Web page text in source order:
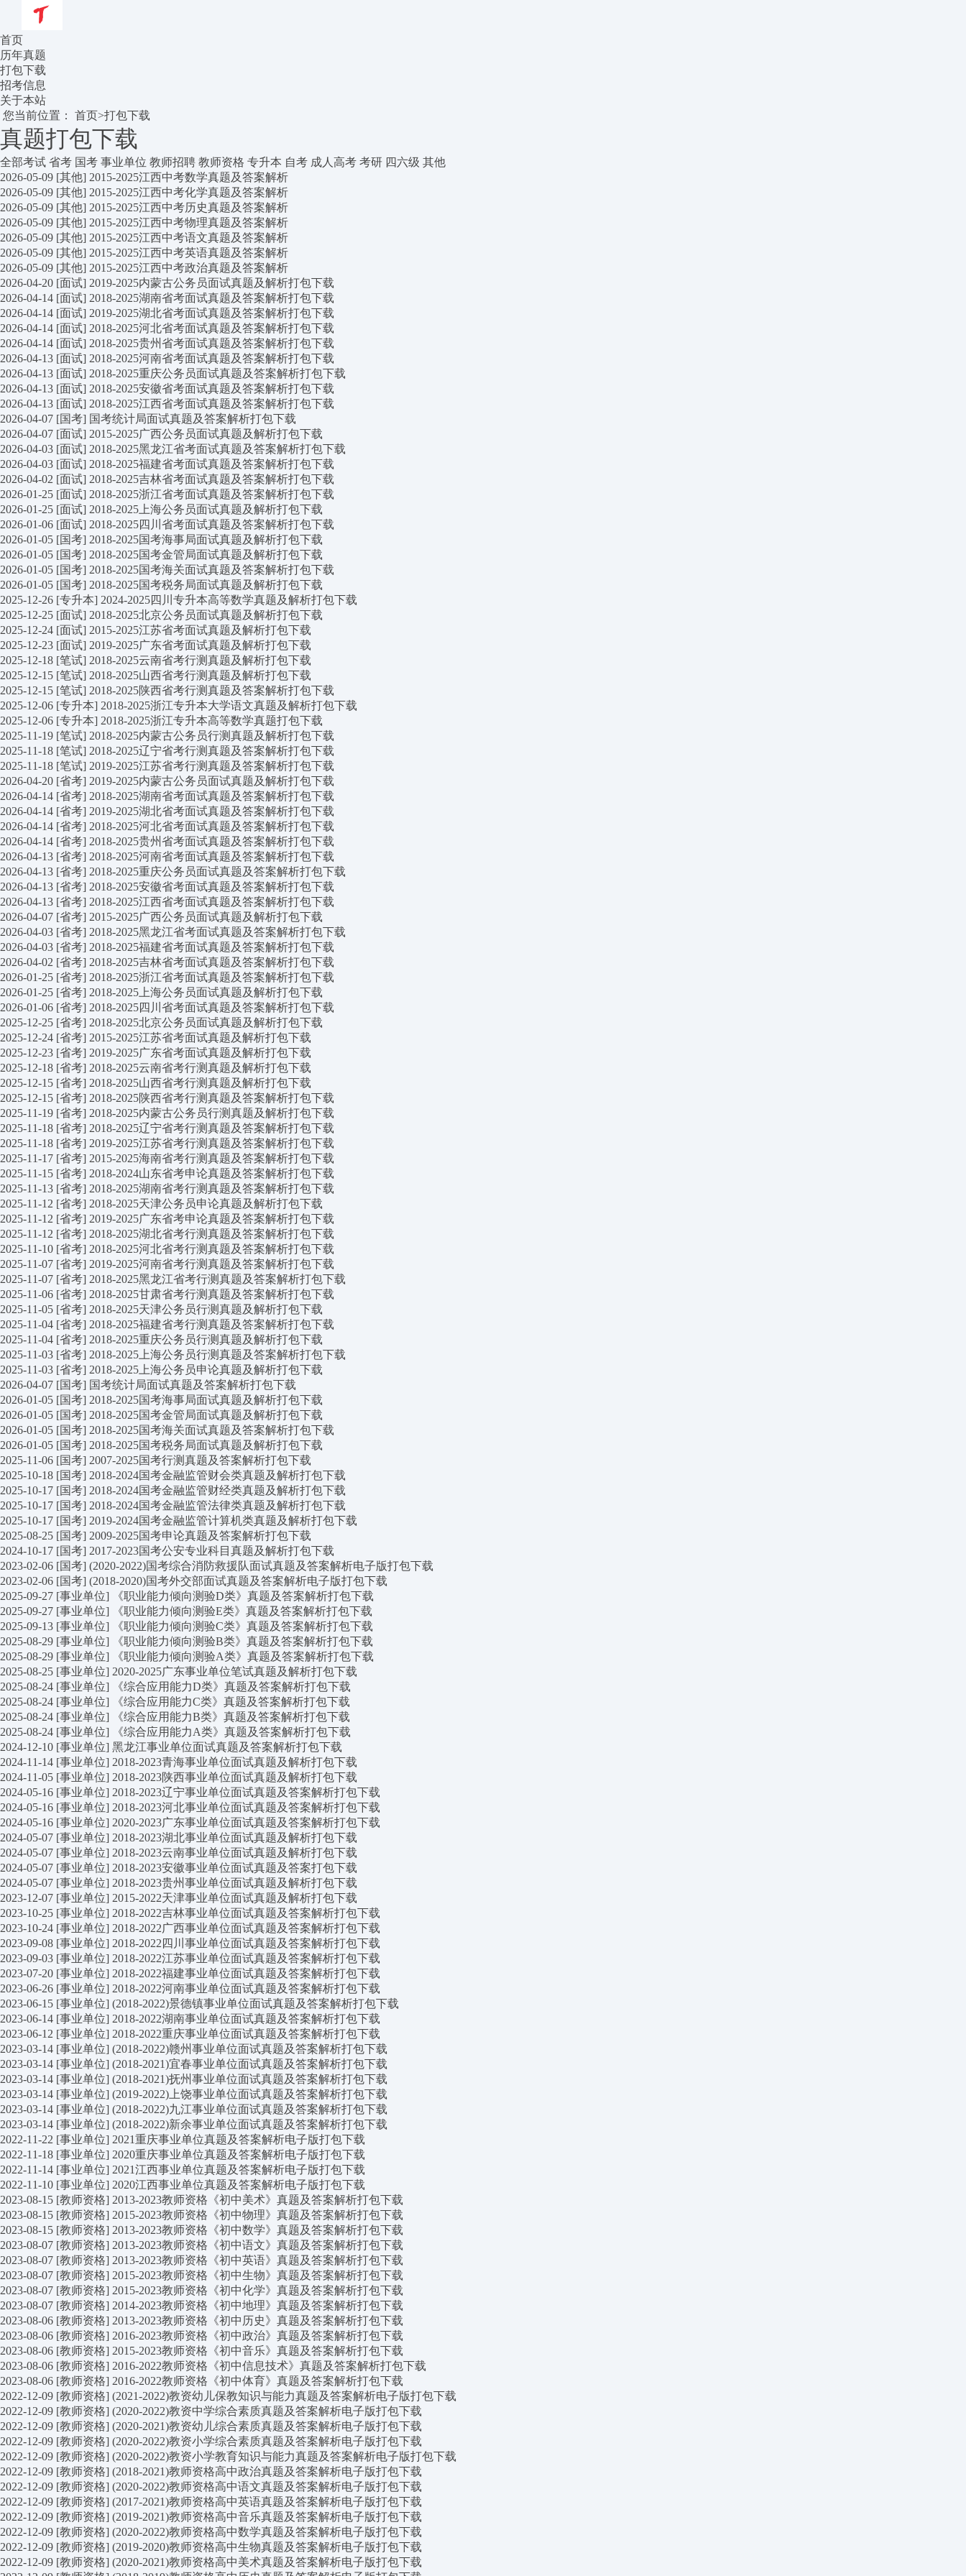
首页
历年真题
打包下载
招考信息
关于本站
您当前位置：
首页>打包下载
真题打包下载
全部考试 省考 国考 事业单位 教师招聘 教师资格 专升本 自考 成人高考 考研 四六级 其他
2026-05-09 [其他] 2015-2025江西中考数学真题及答案解析
2026-05-09 [其他] 2015-2025江西中考化学真题及答案解析
2026-05-09 [其他] 2015-2025江西中考历史真题及答案解析
2026-05-09 [其他] 2015-2025江西中考物理真题及答案解析
2026-05-09 [其他] 2015-2025江西中考语文真题及答案解析
2026-05-09 [其他] 2015-2025江西中考英语真题及答案解析
2026-05-09 [其他] 2015-2025江西中考政治真题及答案解析
2026-04-20 [面试] 2019-2025内蒙古公务员面试真题及解析打包下载
2026-04-14 [面试] 2018-2025湖南省考面试真题及答案解析打包下载
2026-04-14 [面试] 2019-2025湖北省考面试真题及答案解析打包下载
2026-04-14 [面试] 2018-2025河北省考面试真题及答案解析打包下载
2026-04-14 [面试] 2018-2025贵州省考面试真题及答案解析打包下载
2026-04-13 [面试] 2018-2025河南省考面试真题及答案解析打包下载
2026-04-13 [面试] 2018-2025重庆公务员面试真题及答案解析打包下载
2026-04-13 [面试] 2018-2025安徽省考面试真题及答案解析打包下载
2026-04-13 [面试] 2018-2025江西省考面试真题及答案解析打包下载
2026-04-07 [国考] 国考统计局面试真题及答案解析打包下载
2026-04-07 [面试] 2015-2025广西公务员面试真题及解析打包下载
2026-04-03 [面试] 2018-2025黑龙江省考面试真题及答案解析打包下载
2026-04-03 [面试] 2018-2025福建省考面试真题及答案解析打包下载
2026-04-02 [面试] 2018-2025吉林省考面试真题及答案解析打包下载
2026-01-25 [面试] 2018-2025浙江省考面试真题及答案解析打包下载
2026-01-25 [面试] 2018-2025上海公务员面试真题及解析打包下载
2026-01-06 [面试] 2018-2025四川省考面试真题及答案解析打包下载
2026-01-05 [国考] 2018-2025国考海事局面试真题及解析打包下载
2026-01-05 [国考] 2018-2025国考金管局面试真题及解析打包下载
2026-01-05 [国考] 2018-2025国考海关面试真题及答案解析打包下载
2026-01-05 [国考] 2018-2025国考税务局面试真题及解析打包下载
2025-12-26 [专升本] 2024-2025四川专升本高等数学真题及解析打包下载
2025-12-25 [面试] 2018-2025北京公务员面试真题及解析打包下载
2025-12-24 [面试] 2015-2025江苏省考面试真题及解析打包下载
2025-12-23 [面试] 2019-2025广东省考面试真题及解析打包下载
2025-12-18 [笔试] 2018-2025云南省考行测真题及解析打包下载
2025-12-15 [笔试] 2018-2025山西省考行测真题及解析打包下载
2025-12-15 [笔试] 2018-2025陕西省考行测真题及答案解析打包下载
2025-12-06 [专升本] 2018-2025浙江专升本大学语文真题及解析打包下载
2025-12-06 [专升本] 2018-2025浙江专升本高等数学真题打包下载
2025-11-19 [笔试] 2018-2025内蒙古公务员行测真题及解析打包下载
2025-11-18 [笔试] 2018-2025辽宁省考行测真题及答案解析打包下载
2025-11-18 [笔试] 2019-2025江苏省考行测真题及答案解析打包下载
2026-04-20 [省考] 2019-2025内蒙古公务员面试真题及解析打包下载
2026-04-14 [省考] 2018-2025湖南省考面试真题及答案解析打包下载
2026-04-14 [省考] 2019-2025湖北省考面试真题及答案解析打包下载
2026-04-14 [省考] 2018-2025河北省考面试真题及答案解析打包下载
2026-04-14 [省考] 2018-2025贵州省考面试真题及答案解析打包下载
2026-04-13 [省考] 2018-2025河南省考面试真题及答案解析打包下载
2026-04-13 [省考] 2018-2025重庆公务员面试真题及答案解析打包下载
2026-04-13 [省考] 2018-2025安徽省考面试真题及答案解析打包下载
2026-04-13 [省考] 2018-2025江西省考面试真题及答案解析打包下载
2026-04-07 [省考] 2015-2025广西公务员面试真题及解析打包下载
2026-04-03 [省考] 2018-2025黑龙江省考面试真题及答案解析打包下载
2026-04-03 [省考] 2018-2025福建省考面试真题及答案解析打包下载
2026-04-02 [省考] 2018-2025吉林省考面试真题及答案解析打包下载
2026-01-25 [省考] 2018-2025浙江省考面试真题及答案解析打包下载
2026-01-25 [省考] 2018-2025上海公务员面试真题及解析打包下载
2026-01-06 [省考] 2018-2025四川省考面试真题及答案解析打包下载
2025-12-25 [省考] 2018-2025北京公务员面试真题及解析打包下载
2025-12-24 [省考] 2015-2025江苏省考面试真题及解析打包下载
2025-12-23 [省考] 2019-2025广东省考面试真题及解析打包下载
2025-12-18 [省考] 2018-2025云南省考行测真题及解析打包下载
2025-12-15 [省考] 2018-2025山西省考行测真题及解析打包下载
2025-12-15 [省考] 2018-2025陕西省考行测真题及答案解析打包下载
2025-11-19 [省考] 2018-2025内蒙古公务员行测真题及解析打包下载
2025-11-18 [省考] 2018-2025辽宁省考行测真题及答案解析打包下载
2025-11-18 [省考] 2019-2025江苏省考行测真题及答案解析打包下载
2025-11-17 [省考] 2015-2025海南省考行测真题及答案解析打包下载
2025-11-15 [省考] 2018-2024山东省考申论真题及答案解析打包下载
2025-11-13 [省考] 2018-2025湖南省考行测真题及答案解析打包下载
2025-11-12 [省考] 2018-2025天津公务员申论真题及解析打包下载
2025-11-12 [省考] 2019-2025广东省考申论真题及答案解析打包下载
2025-11-12 [省考] 2018-2025湖北省考行测真题及答案解析打包下载
2025-11-10 [省考] 2018-2025河北省考行测真题及答案解析打包下载
2025-11-07 [省考] 2019-2025河南省考行测真题及答案解析打包下载
2025-11-07 [省考] 2018-2025黑龙江省考行测真题及答案解析打包下载
2025-11-06 [省考] 2018-2025甘肃省考行测真题及答案解析打包下载
2025-11-05 [省考] 2018-2025天津公务员行测真题及解析打包下载
2025-11-04 [省考] 2018-2025福建省考行测真题及答案解析打包下载
2025-11-04 [省考] 2018-2025重庆公务员行测真题及解析打包下载
2025-11-03 [省考] 2018-2025上海公务员行测真题及答案解析打包下载
2025-11-03 [省考] 2018-2025上海公务员申论真题及解析打包下载
2026-04-07 [国考] 国考统计局面试真题及答案解析打包下载
2026-01-05 [国考] 2018-2025国考海事局面试真题及解析打包下载
2026-01-05 [国考] 2018-2025国考金管局面试真题及解析打包下载
2026-01-05 [国考] 2018-2025国考海关面试真题及答案解析打包下载
2026-01-05 [国考] 2018-2025国考税务局面试真题及解析打包下载
2025-11-06 [国考] 2007-2025国考行测真题及答案解析打包下载
2025-10-18 [国考] 2018-2024国考金融监管财会类真题及解析打包下载
2025-10-17 [国考] 2018-2024国考金融监管财经类真题及解析打包下载
2025-10-17 [国考] 2018-2024国考金融监管法律类真题及解析打包下载
2025-10-17 [国考] 2019-2024国考金融监管计算机类真题及解析打包下载
2025-08-25 [国考] 2009-2025国考申论真题及答案解析打包下载
2024-10-17 [国考] 2017-2023国考公安专业科目真题及解析打包下载
2023-02-06 [国考] (2020-2022)国考综合消防救援队面试真题及答案解析电子版打包下载
2023-02-06 [国考] (2018-2020)国考外交部面试真题及答案解析电子版打包下载
2025-09-27 [事业单位]
《职业能力倾向测验D类》真题及答案解析打包下载
2025-09-27 [事业单位]
《职业能力倾向测验E类》真题及答案解析打包下载
2025-09-13 [事业单位]
《职业能力倾向测验C类》真题及答案解析打包下载
2025-08-29 [事业单位]
《职业能力倾向测验B类》真题及答案解析打包下载
2025-08-29 [事业单位]
《职业能力倾向测验A类》真题及答案解析打包下载
2025-08-25 [事业单位] 2020-2025广东事业单位笔试真题及解析打包下载
2025-08-24 [事业单位]
《综合应用能力D类》真题及答案解析打包下载
2025-08-24 [事业单位]
《综合应用能力C类》真题及答案解析打包下载
2025-08-24 [事业单位]
《综合应用能力B类》真题及答案解析打包下载
2025-08-24 [事业单位]
《综合应用能力A类》真题及答案解析打包下载
2024-12-10 [事业单位] 黑龙江事业单位面试真题及答案解析打包下载
2024-11-14 [事业单位] 2018-2023青海事业单位面试真题及解析打包下载
2024-11-05 [事业单位] 2018-2023陕西事业单位面试真题及解析打包下载
2024-05-16 [事业单位] 2018-2023辽宁事业单位面试真题及答案解析打包下载
2024-05-16 [事业单位] 2018-2023河北事业单位面试真题及答案解析打包下载
2024-05-16 [事业单位] 2020-2023广东事业单位面试真题及答案解析打包下载
2024-05-07 [事业单位] 2018-2023湖北事业单位面试真题及解析打包下载
2024-05-07 [事业单位] 2018-2023云南事业单位面试真题及解析打包下载
2024-05-07 [事业单位] 2018-2023安徽事业单位面试真题及答案打包下载
2024-05-07 [事业单位] 2018-2023贵州事业单位面试真题及解析打包下载
2023-12-07 [事业单位] 2015-2022天津事业单位面试真题及解析打包下载
2023-10-25 [事业单位] 2018-2022吉林事业单位面试真题及答案解析打包下载
2023-10-24 [事业单位] 2018-2022广西事业单位面试真题及答案解析打包下载
2023-09-08 [事业单位] 2018-2022四川事业单位面试真题及答案解析打包下载
2023-09-03 [事业单位] 2018-2022江苏事业单位面试真题及答案解析打包下载
2023-07-20 [事业单位] 2018-2022福建事业单位面试真题及答案解析打包下载
2023-06-26 [事业单位] 2018-2022河南事业单位面试真题及答案解析打包下载
2023-06-15 [事业单位] (2018-2022)景德镇事业单位面试真题及答案解析打包下载
2023-06-14 [事业单位] 2018-2022湖南事业单位面试真题及答案解析打包下载
2023-06-12 [事业单位] 2018-2022重庆事业单位面试真题及答案解析打包下载
2023-03-14 [事业单位] (2018-2022)赣州事业单位面试真题及答案解析打包下载
2023-03-14 [事业单位] (2018-2021)宜春事业单位面试真题及答案解析打包下载
2023-03-14 [事业单位] (2018-2021)抚州事业单位面试真题及答案解析打包下载
2023-03-14 [事业单位] (2019-2022)上饶事业单位面试真题及答案解析打包下载
2023-03-14 [事业单位] (2018-2022)九江事业单位面试真题及答案解析打包下载
2023-03-14 [事业单位] (2018-2022)新余事业单位面试真题及答案解析打包下载
2022-11-22 [事业单位] 2021重庆事业单位真题及答案解析电子版打包下载
2022-11-18 [事业单位] 2020重庆事业单位真题及答案解析电子版打包下载
2022-11-14 [事业单位] 2021江西事业单位真题及答案解析电子版打包下载
2022-11-10 [事业单位] 2020江西事业单位真题及答案解析电子版打包下载
2023-08-15 [教师资格] 2013-2023教师资格《初中美术》真题及答案解析打包下载
2023-08-15 [教师资格] 2015-2023教师资格《初中物理》真题及答案解析打包下载
2023-08-15 [教师资格] 2013-2023教师资格《初中数学》真题及答案解析打包下载
2023-08-07 [教师资格] 2013-2023教师资格《初中语文》真题及答案解析打包下载
2023-08-07 [教师资格] 2013-2023教师资格《初中英语》真题及答案解析打包下载
2023-08-07 [教师资格] 2015-2023教师资格《初中生物》真题及答案解析打包下载
2023-08-07 [教师资格] 2015-2023教师资格《初中化学》真题及答案解析打包下载
2023-08-07 [教师资格] 2014-2023教师资格《初中地理》真题及答案解析打包下载
2023-08-06 [教师资格] 2013-2023教师资格《初中历史》真题及答案解析打包下载
2023-08-06 [教师资格] 2016-2023教师资格《初中政治》真题及答案解析打包下载
2023-08-06 [教师资格] 2015-2023教师资格《初中音乐》真题及答案解析打包下载
2023-08-06 [教师资格] 2016-2022教师资格《初中信息技术》真题及答案解析打包下载
2023-08-06 [教师资格] 2016-2022教师资格《初中体育》真题及答案解析打包下载
2022-12-09 [教师资格] (2021-2022)教资幼儿保教知识与能力真题及答案解析电子版打包下载
2022-12-09 [教师资格] (2020-2022)教资中学综合素质真题及答案解析电子版打包下载
2022-12-09 [教师资格] (2020-2021)教资幼儿综合素质真题及答案解析电子版打包下载
2022-12-09 [教师资格] (2020-2022)教资小学综合素质真题及答案解析电子版打包下载
2022-12-09 [教师资格] (2020-2022)教资小学教育知识与能力真题及答案解析电子版打包下载
2022-12-09 [教师资格] (2018-2021)教师资格高中政治真题及答案解析电子版打包下载
2022-12-09 [教师资格] (2020-2022)教师资格高中语文真题及答案解析电子版打包下载
2022-12-09 [教师资格] (2017-2021)教师资格高中英语真题及答案解析电子版打包下载
2022-12-09 [教师资格] (2019-2021)教师资格高中音乐真题及答案解析电子版打包下载
2022-12-09 [教师资格] (2020-2022)教师资格高中数学真题及答案解析电子版打包下载
2022-12-09 [教师资格] (2019-2020)教师资格高中生物真题及答案解析电子版打包下载
2022-12-09 [教师资格] (2020-2021)教师资格高中美术真题及答案解析电子版打包下载